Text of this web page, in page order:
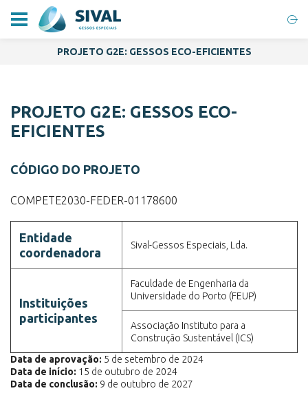
PROJETO G2E: GESSOS ECO-EFICIENTES
PROJETO G2E: GESSOS ECO-
EFICIENTES
CÓDIGO DO PROJETO
COMPETE2030-FEDER-01178600
Entidade
coordenadora
Sival-Gessos Especiais, Lda.
Instituições
participantes
Faculdade de Engenharia da
Universidade do Porto (FEUP)
Associação Instituto para a
Construção Sustentável (ICS)
Data de aprovação: 5 de setembro de 2024
Data de início: 15 de outubro de 2024
Data de conclusão: 9 de outubro de 2027